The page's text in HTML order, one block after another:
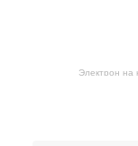
Электрон на